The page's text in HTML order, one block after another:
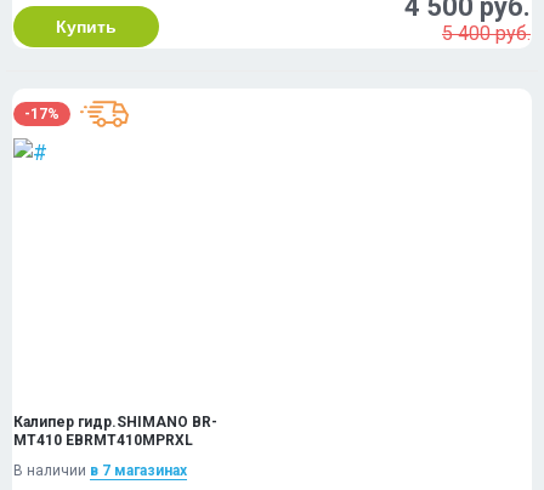
Купить
4 500 руб.
5 400 руб.
-17%
Калипер гидр.SHIMANO BR-
MT410 EBRMT410MPRXL
В наличии в 7 магазинах